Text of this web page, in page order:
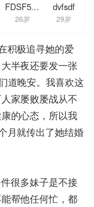
FDSF54T
26岁
dvfsdf
29岁
积极追寻她的爱
半夜还要发一张
道晚安。我喜欢这
家屡败屡战从不
的心态，所以我
月就传出了她结婚
很多妹子是不接
帮他任何忙，都